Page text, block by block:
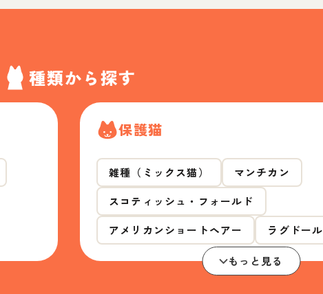
種類から探す
保護猫
雑種（ミックス猫）
マンチカン
スコティッシュ・フォールド
アメリカンショートヘアー
ラグドール
もっと見る